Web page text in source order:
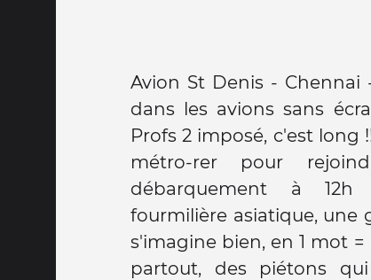
Avion St Denis -
dans les avions sans
Profs 2 imposé, c'est long
métro-rer pour
débarquement à
fourmilière asiatique, une
s'imagine bien, en 1 mot =
partout, des piétons
connus en boat-bus (les
pas pour rien si
Venise de l'Est" !) et on
marchands qui
tuk, les bus de touristes
dans l'ambiance direct et
le Wat Pho, premier
avec le Bouddha couché